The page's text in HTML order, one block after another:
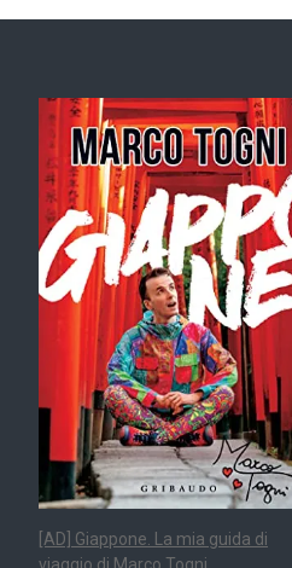
[AD] Giappone. La mia guida di